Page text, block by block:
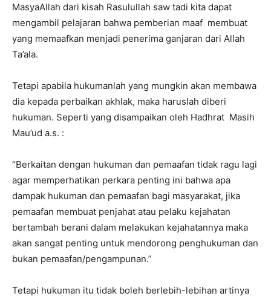
MasyaAllah dari kisah Rasulullah saw tadi kita dapat
mengambil pelajaran bahwa pemberian maaf membuat
yang memaafkan menjadi penerima ganjaran dari Allah
Ta’ala.
Tetapi apabila hukumanlah yang mungkin akan membawa
dia kepada perbaikan akhlak, maka haruslah diberi
hukuman. Seperti yang disampaikan oleh Hadhrat Masih
Mau’ud a.s. :
“Berkaitan dengan hukuman dan pemaafan tidak ragu lagi
agar memperhatikan perkara penting ini bahwa apa
dampak hukuman dan pemaafan bagi masyarakat, jika
pemaafan membuat penjahat atau pelaku kejahatan
bertambah berani dalam melakukan kejahatannya maka
akan sangat penting untuk mendorong penghukuman dan
bukan pemaafan/pengampunan.”
Tetapi hukuman itu tidak boleh berlebih-lebihan artinya